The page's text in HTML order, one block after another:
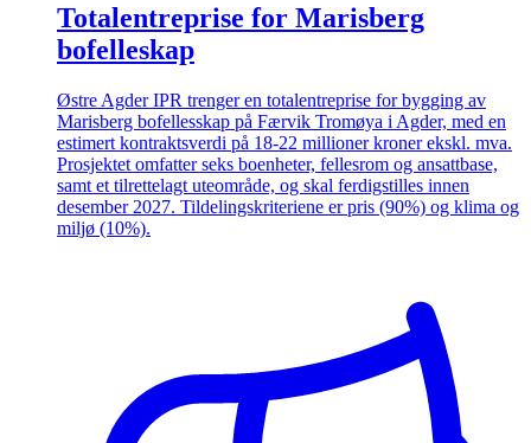
Totalentreprise for Marisberg
bofelleskap
Østre Agder IPR trenger en totalentreprise for bygging av
Marisberg bofellesskap på Færvik Tromøya i Agder, med en
estimert kontraktsverdi på 18-22 millioner kroner ekskl. mva.
Prosjektet omfatter seks boenheter, fellesrom og ansattbase,
samt et tilrettelagt uteområde, og skal ferdigstilles innen
desember 2027. Tildelingskriteriene er pris (90%) og klima og
miljø (10%).